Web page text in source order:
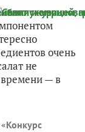
очень
не
времени — в
Конкурс